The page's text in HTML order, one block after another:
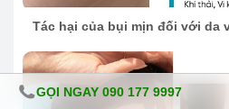
Tác hại của bụi mịn đối với da
GỌI NGAY 090 177 9997